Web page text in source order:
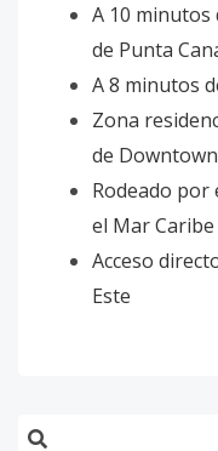
A 10
de Punta
A 8 minutos
Zona
de
Rodeado por
el Mar
Acceso
Este